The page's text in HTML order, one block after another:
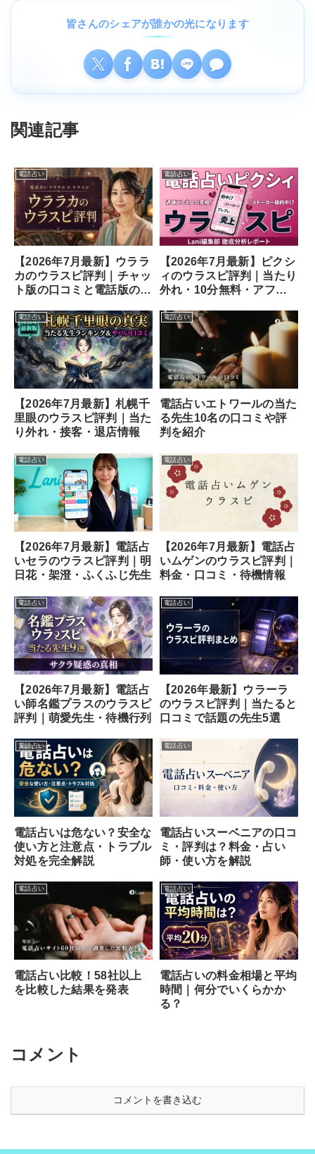
皆さんのシェアが誰かの光になります
関連記事
電話占い
【2026年7月最新】ウララ
カのウラスピ評判｜チャッ
ト版の口コミと電話版の違
電話占い
【2026年7月最新】ピクシ
ィのウラスピ評判｜当たり
外れ・10分無料・アフメ
電話占い
【2026年7月最新】札幌千
里眼のウラスピ評判｜当た
り外れ・接客・退店情報
電話占い
電話占いエトワールの当た
る先生10名の口コミや評
判を紹介
電話占い
【2026年7月最新】電話占
いセラのウラスピ評判｜明
日花・架澄・ふくふじ先生
電話占い
【2026年7月最新】電話占
いムゲンのウラスピ評判｜
料金・口コミ・待機情報
電話占い
【2026年7月最新】電話占
い師名鑑プラスのウラスピ
評判｜萌愛先生・待機行列
電話占い
【2026年最新】ウラーラ
のウラスピ評判｜当たると
口コミで話題の先生5選
電話占い
電話占いは危ない？安全な
使い方と注意点・トラブル
対処を完全解説
電話占い
電話占いスーベニアの口コ
ミ・評判は？料金・占い
師・使い方を解説
電話占い
電話占い比較！58社以上
を比較した結果を発表
電話占い
電話占いの料金相場と平均
時間｜何分でいくらかか
る？
コメント
コメントを書き込む